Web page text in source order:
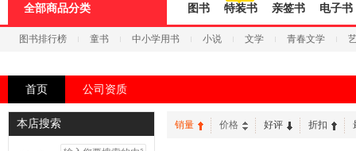
全部商品分类 图书 特装书 亲签书 电子书
图书排行榜 童书 中小学用书 小说 文学 青春文学
首页 公司资质
本店搜索 销量 价格 好评 折扣
页
浪
打